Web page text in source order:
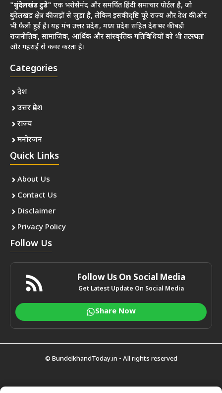
"बुंदेलखंड टुडे" एक भरोसेमंद और समर्पित हिंदी समाचार पोर्टल है, जो
बुंदेलखंड क्षेत्र की जड़ों से जुड़ा है, लेकिन इसकी दृष्टि पूरे राज्य और देश की ओर
भी फैली हुई है। यह मंच उत्तर प्रदेश, मध्य प्रदेश सहित देशभर की बड़ी
राजनीतिक, सामाजिक, आर्थिक और सांस्कृतिक गतिविधियों को भी तटस्थता
और गहराई से कवर करता है।
Categories
देश
उत्तर प्रदेश
राज्य
मनोरंजन
Quick Links
About Us
Contact Us
Disclaimer
Privacy Policy
Follow Us
Follow Us On Social Media
Get Latest Update On Social Media
Share Now
© BundelkhandToday.in • All rights reserved